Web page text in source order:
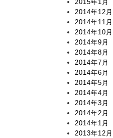
2015年1月
2014年12月
2014年11月
2014年10月
2014年9月
2014年8月
2014年7月
2014年6月
2014年5月
2014年4月
2014年3月
2014年2月
2014年1月
2013年12月